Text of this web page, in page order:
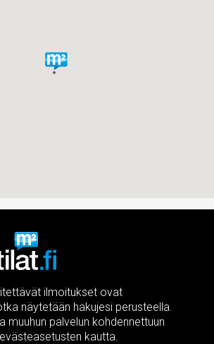
ilmoitukset ovat
näytetään hakujesi perusteella.
muuhun palvelun kohdennettuun
kautta.